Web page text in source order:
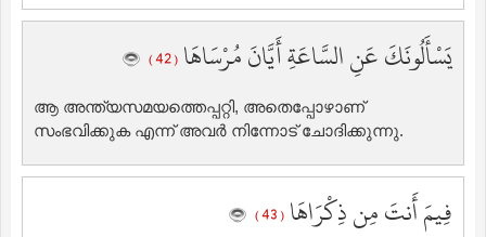
يَسْأَلُونَكَ عَنِ السَّاعَةِ أَيَّانَ مُرْسَاهَا ( 42 )
ആ അന്ത്യസമയത്തെപ്പറ്റി, അതെപ്പോഴാണ്
സംഭവിക്കുക എന്ന് അവര്‍ നിന്നോട് ചോദിക്കുന്നു.
فِيمَ أَنتَ مِن ذِكْرَاهَا ( 43 )